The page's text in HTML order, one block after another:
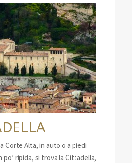
Corte Alta, in auto o a piedi
ripida, si trova la Cittadella,